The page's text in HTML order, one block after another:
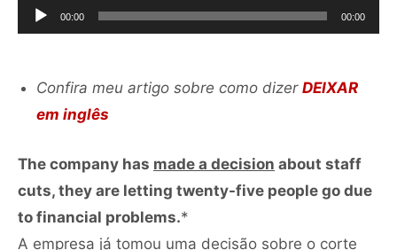
de
áudio
00:00 00:00
Confira meu artigo sobre como dizer DEIXAR
em inglês
The company has made a decision about staff
cuts, they are letting twenty-five people go due
to financial problems.*
A empresa já tomou uma decisão sobre o corte